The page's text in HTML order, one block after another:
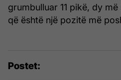
grumbulluar 11 pikë, dy
që është një pozitë më
Postet: